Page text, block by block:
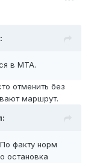
в МТА.
отменить без
маршрут.
факту норм
остановка